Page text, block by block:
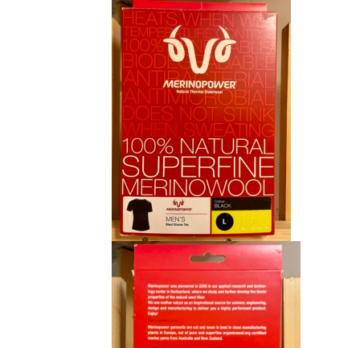
était :
CHF 85.00.
est :
CHF 59.00.